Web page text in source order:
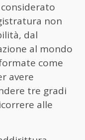
non
dal
al mondo
come
avere
tre gradi
alle